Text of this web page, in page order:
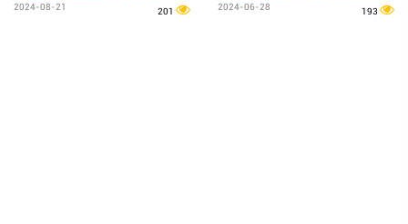
2024-08-21 201 2024-06-28 193